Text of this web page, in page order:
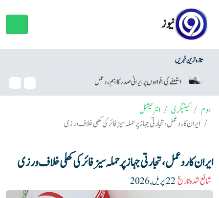
نیوز
تازہ ترین خبریں
پر ایرانی صدر کا اہم ردعمل وائٹ ہاؤس بال روم منصوبہ،
ہوم کیٹیگری
انٹرنیشنل
ایران کا ردعمل، تجارتی جہاز پر حملہ سیزفائر کی کھلی خلاف ورزی
ایران کا ردعمل، تجارتی جہاز پر حملہ سیزفائر کی کھلی خلاف ورزی
شائع شدہ تاریخ